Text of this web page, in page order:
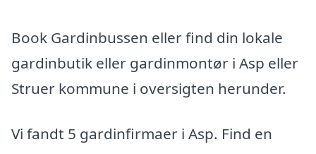
Book Gardinbussen eller find din lokale
gardinbutik eller gardinmontør i Asp eller
Struer kommune i oversigten herunder.
Vi fandt 5 gardinfirmaer i Asp. Find en